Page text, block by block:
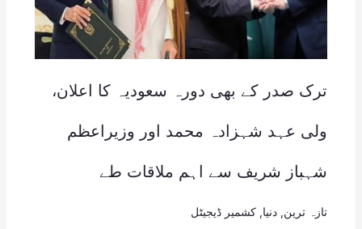
ترک صدر کے بھی دورہ سعودیہ کا اعلان،
ولی عہد شہزادہ محمد اور وزیراعظم
شہباز شریف سے اہم ملاقات طے
تازہ ترین دنیا کشمیر ڈیجیٹل